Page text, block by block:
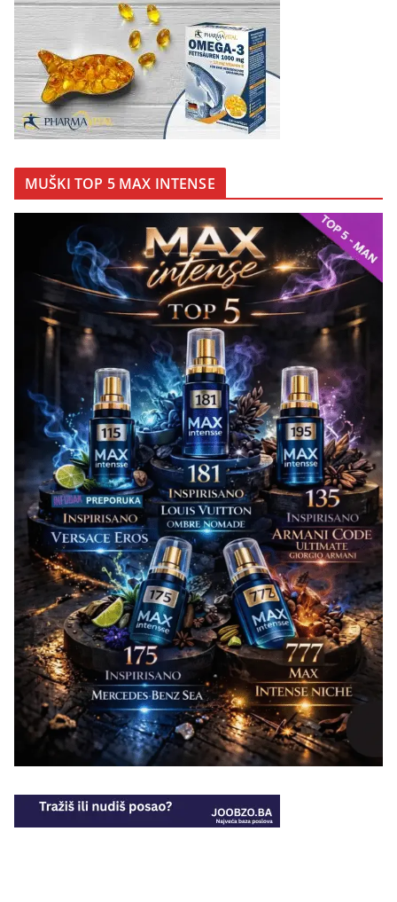
MUŠKI TOP 5 MAX INTENSE